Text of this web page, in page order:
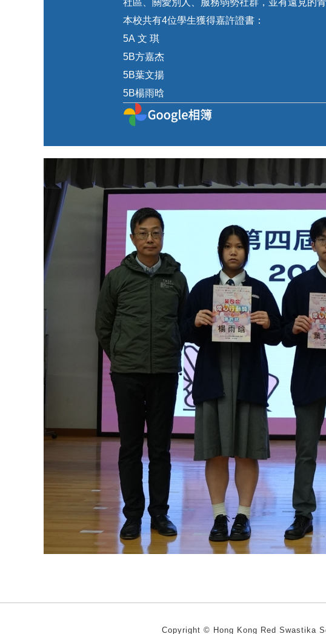
社區、關愛別人、服務弱勢社群，並有遠見的青
本校共有4位學生獲得嘉許證書：
5A 文 琪
5B方嘉杰
5B葉文揚
5B楊雨晗
Copyright © Hong Kong Red Swastika